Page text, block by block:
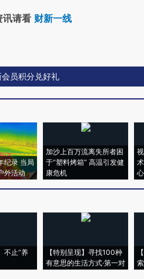
讯请看 财新一线
会员积分兑好礼
发表评论得积分